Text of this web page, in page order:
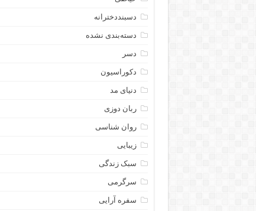
دسبنددخترانه
دسته‌بندی نشده
دسر
دکوراسیون
دنیای مد
ربان دوزی
روان شناسی
زیبایی
سبک زندگی
سرگرمی
سفره آرایی